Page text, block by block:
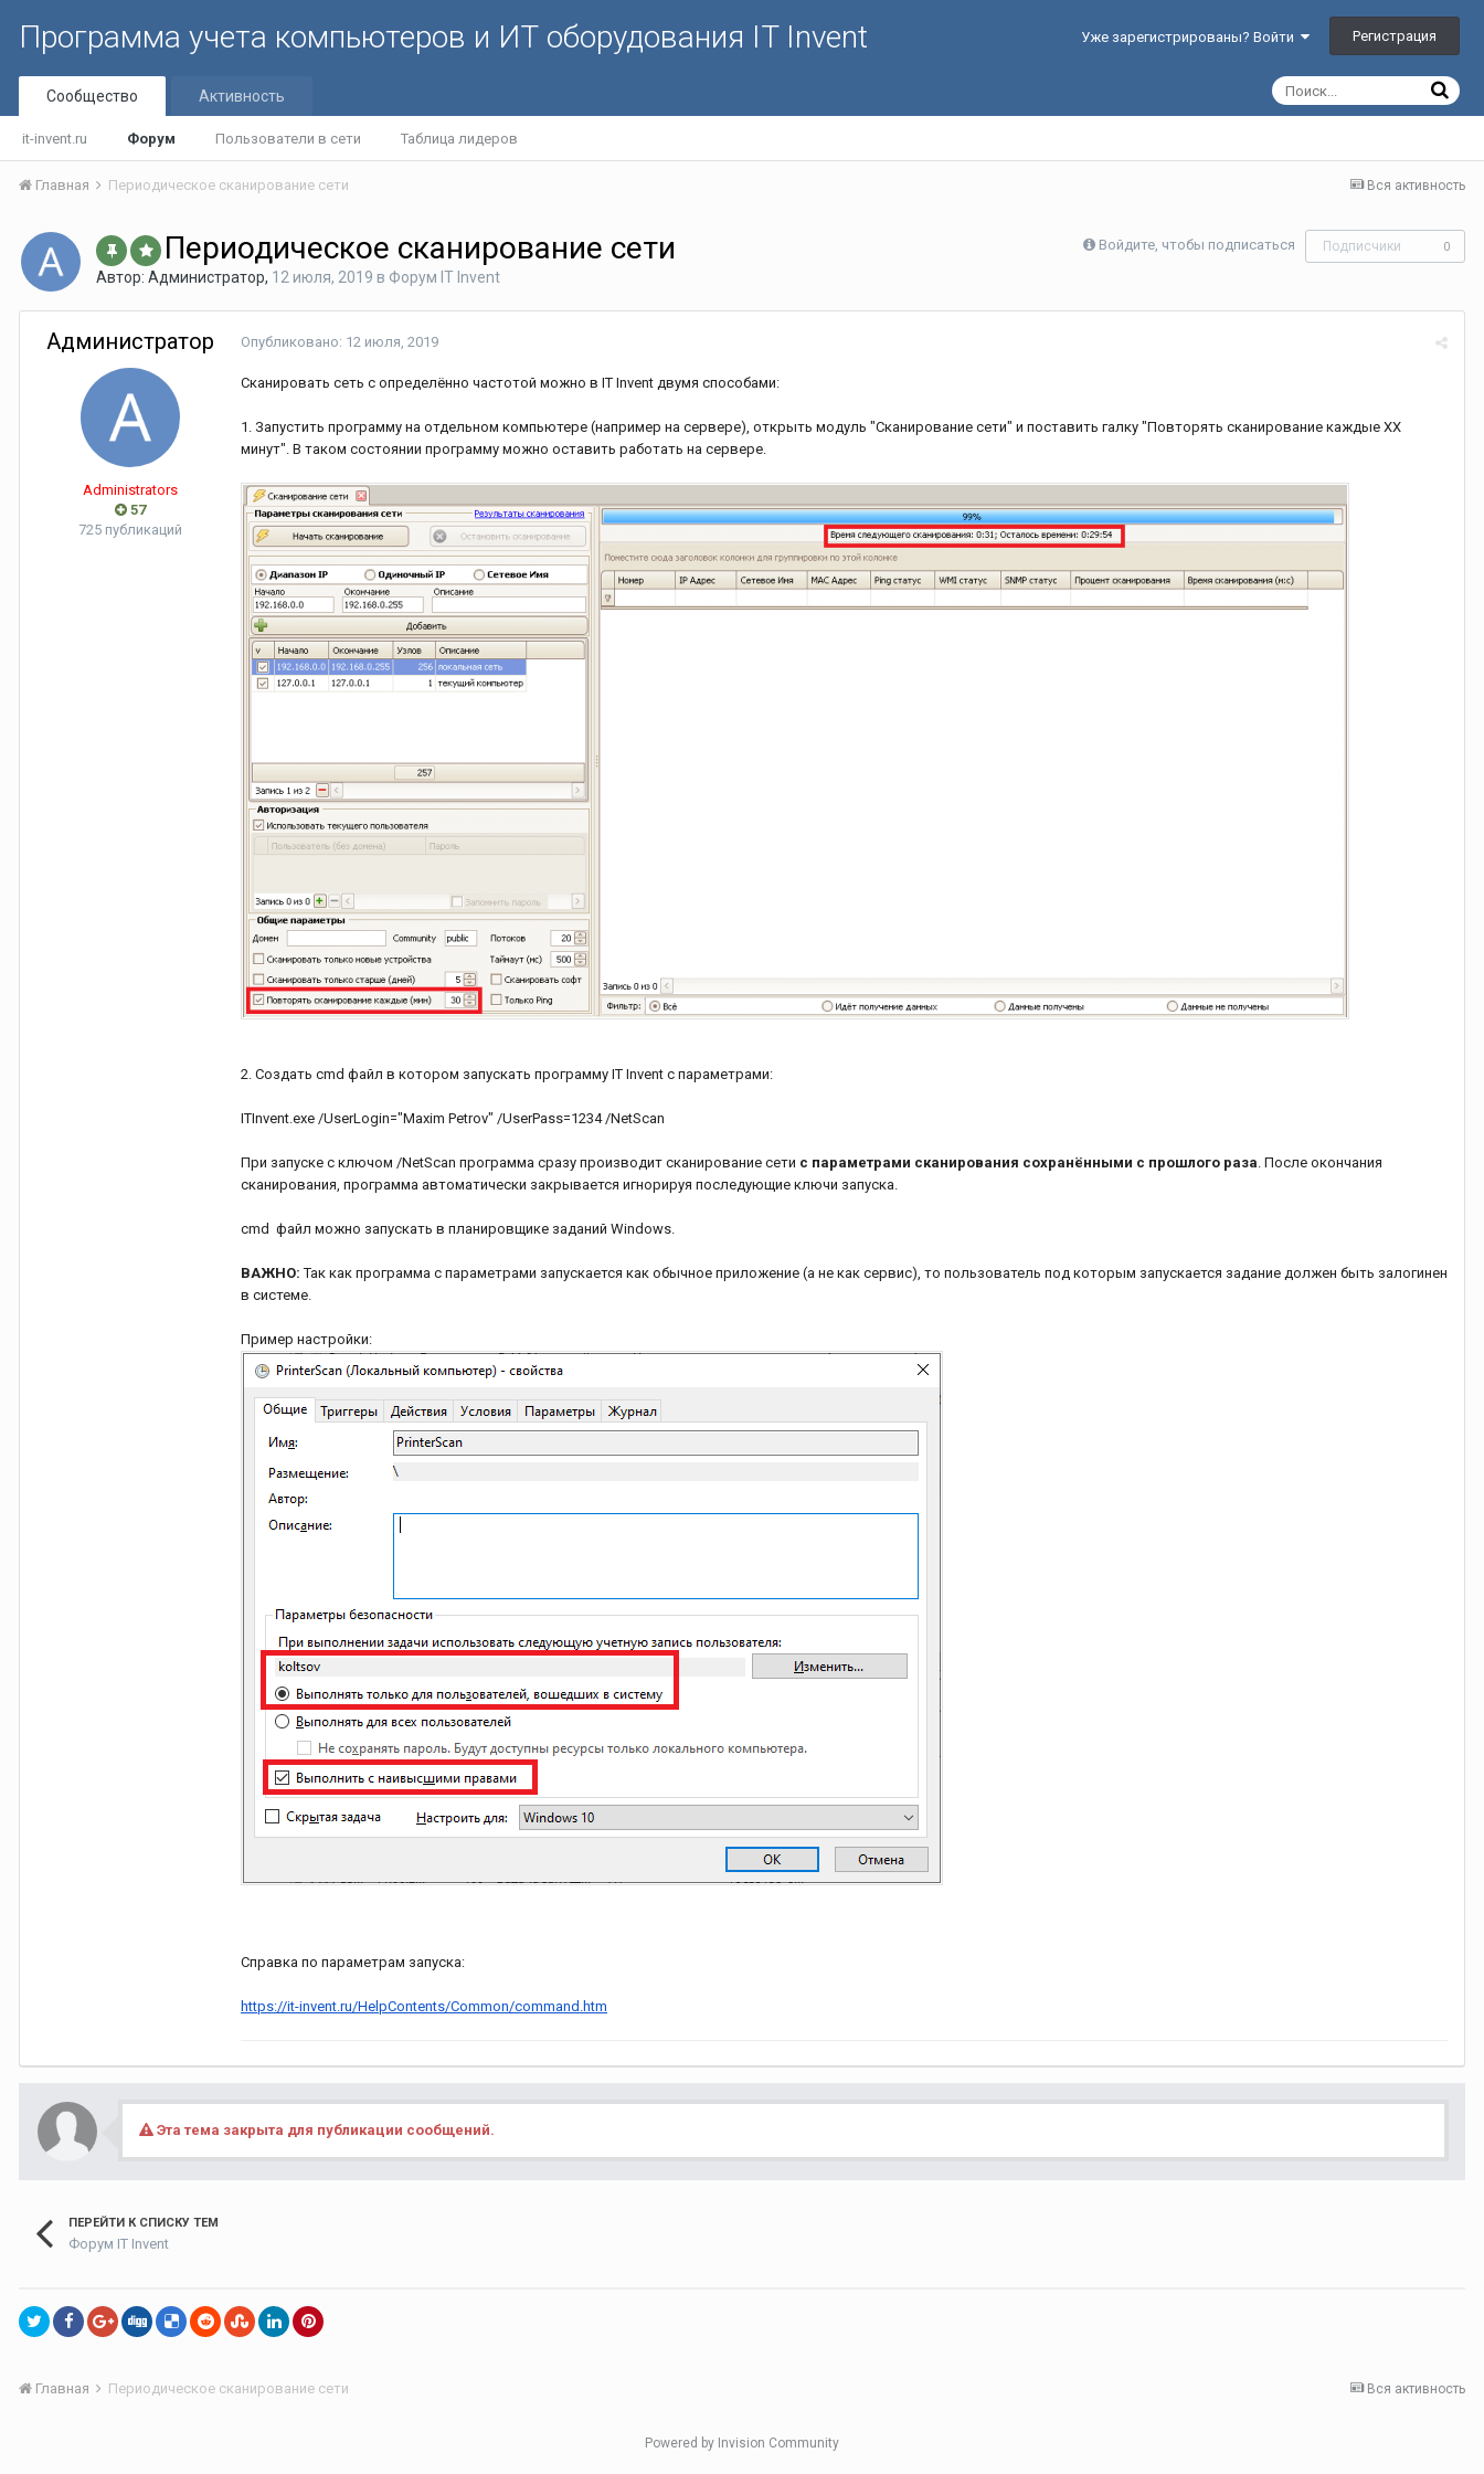
Программа учета компьютеров и ИТ оборудования IT Invent Уже зарегистрированы? Войти Регистрация
Сообщество
it-invent.ru Форум Пользователи в сети Таблица лидеров
Активность
Вся активность
Главная Периодическое сканирование сети
Войдите, чтобы подписаться Подписчики 0
Периодическое сканирование сети
Автор: Администратор, 12 июля, 2019 в Форум IT Invent
Администратор
Administrators
57
725 публикаций
Опубликовано: 12 июля, 2019
Сканировать сеть с определённо частотой можно в IT Invent двумя способами:
1. Запустить программу на отдельном компьютере (например на сервере), открыть модуль "Сканирование сети" и поставить галку "Повторять сканирование каждые XX
минут". В таком состоянии программу можно оставить работать на сервере.
2. Создать cmd файл в котором запускать программу IT Invent с параметрами:
ITInvent.exe /UserLogin="Maxim Petrov" /UserPass=1234 /NetScan
При запуске с ключом /NetScan программа сразу производит сканирование сети с параметрами сканирования сохранёнными с прошлого раза. После окончания
сканирования, программа автоматически закрывается игнорируя последующие ключи запуска.
cmd файл можно запускать в планировщике заданий Windows.
ВАЖНО: Так как программа с параметрами запускается как обычное приложение (а не как сервис), то пользователь под которым запускается задание должен быть залогинен
в системе.
Пример настройки:
Справка по параметрам запуска:
https://it-invent.ru/HelpContents/Common/command.htm
Эта тема закрыта для публикации сообщений.
ПЕРЕЙТИ К СПИСКУ ТЕМ
Форум IT Invent
Вся активность
Главная Периодическое сканирование сети
Powered by Invision Community